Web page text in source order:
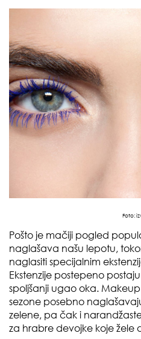
Foto:
Pošto je mačiji pogled
naglašava našu lepotu,
naglasiti specijalnim
Ekstenzije postepeno
spoljšanji ugao oka.
sezone posebno
zelene, pa čak i
za hrabre devojke koje žele